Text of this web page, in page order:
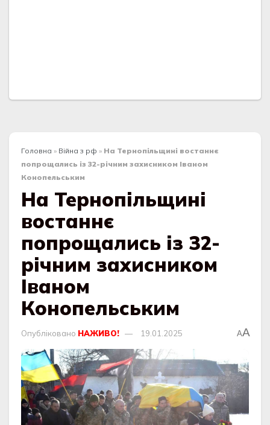
Головна » Війна з рф » На Тернопільщині востаннє
попрощались із 32-річним захисником Іваном
Конопельським
На Тернопільщині
востаннє
попрощались із 32-
річним захисником
Іваном
Конопельським
Опубліковано НАЖИВО! 19.01.2025 AA